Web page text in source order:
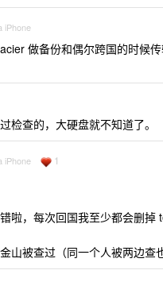
iPhone
做备份和偶尔跨国的时候
检查的，大硬盘就不知道了。
iPhone 1
啦，每次回国我至少都会删
山被查过（同一个人被两边查